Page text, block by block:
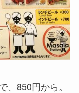
、850円から。